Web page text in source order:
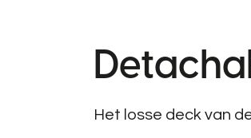
Het losse deck van